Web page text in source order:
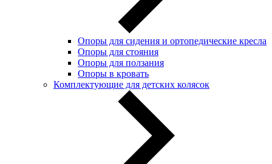
Опоры для сидения и ортопедические кресла
Опоры для стояния
Опоры для ползания
Опоры в кровать
Комплектующие для детских колясок